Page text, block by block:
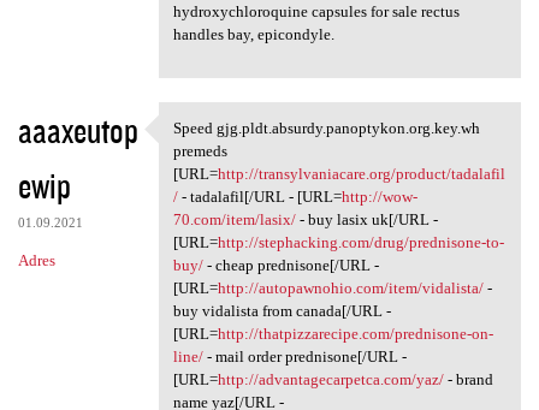
hydroxychloroquine capsules for sale rectus
handles bay, epicondyle.
aaaxeutop
ewip
01.09.2021
Adres
Speed gjg.pldt.absurdy
Speed gjg.pldt.absurdy.panoptykon.org.key.wh
premeds
[URL=http://transylvaniacare.org/product/tadalafil
/- tadalafil[/URL - [URL=http://wow-
70.com/item/lasix/- buy lasix uk[/URL -
[URL=http://stephacking.com/drug/prednisone-to-
buy/- cheap prednisone[/URL -
[URL=http://autopawnohio.com/item/vidalista/-
buy vidalista from canada[/URL -
[URL=http://thatpizzarecipe.com/prednisone-on-
line/- mail order prednisone[/URL -
[URL=http://advantagecarpetca.com/yaz/- brand
name yaz[/URL -